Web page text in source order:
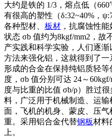
大约是铁的 1/3，熔点低（
有很高的塑性（δ:32~40%，
各种型材、 板材 ，抗腐蚀性
状态 σb 值约为8kgf/mm2，故
产实践和科学实验，人们逐
方法来强化铝，这就得到了
形成的合金在保持纯铝质轻
度，σb 值分别可达 24～
度与比重的比值 σb/ρ）胜过
料，广泛用于机械制造、运
面，飞机的机身、蒙皮、压
重。采用铝合金代替钢板材料
上。